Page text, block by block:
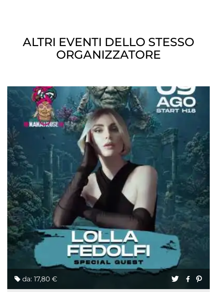
ALTRI EVENTI DELLO STESSO
ORGANIZZATORE
da: 17,80 €